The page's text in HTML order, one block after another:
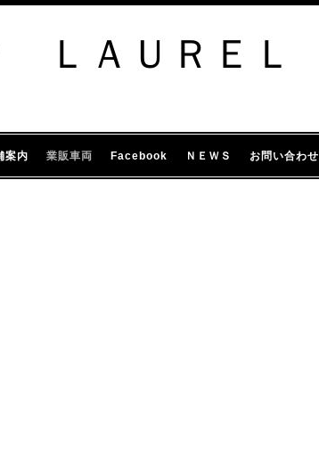
ＬＡＵＲＥＬ
案内 業販車両 Facebook ＮＥＷＳ お問い合わせ